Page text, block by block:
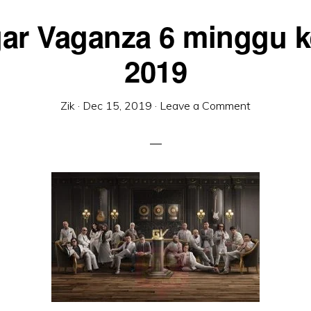
Vaganza 6 minggu
2019
Zik · Dec 15, 2019 · Leave a Comment